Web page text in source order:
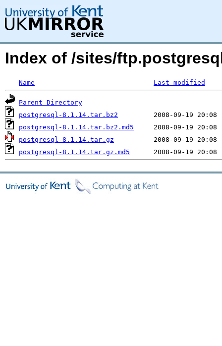
Index of /sites/
Name Last modified
Parent Directory
postgresql-8.1.14.tar.bz2
postgresql-8.1.14.tar.bz2.md5
postgresql-8.1.14.tar.gz
postgresql-8.1.14.tar.gz.md5